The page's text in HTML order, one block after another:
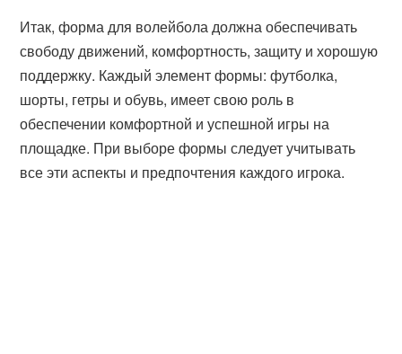
Итак, форма для волейбола должна обеспечивать
свободу движений, комфортность, защиту и хорошую
поддержку. Каждый элемент формы: футболка,
шорты, гетры и обувь, имеет свою роль в
обеспечении комфортной и успешной игры на
площадке. При выборе формы следует учитывать
все эти аспекты и предпочтения каждого игрока.